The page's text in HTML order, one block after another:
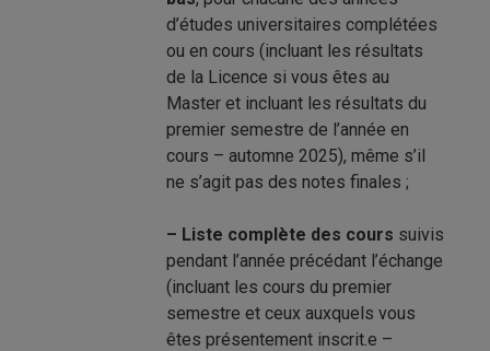
d’études universitaires complétées
ou en cours (incluant les résultats
de la Licence si vous êtes au
Master et incluant les résultats du
premier semestre de l’année en
cours – automne 2025), même s’il
ne s’agit pas des notes finales ;
– Liste complète des cours suivis
pendant l’année précédant l’échange
(incluant les cours du premier
semestre et ceux auxquels vous
êtes présentement inscrit.e –